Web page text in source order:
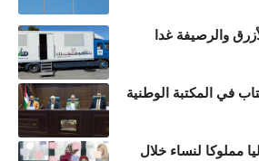
والرصيفة غدا
في المكتبة الوطنية
مملوكا لنساء خلال